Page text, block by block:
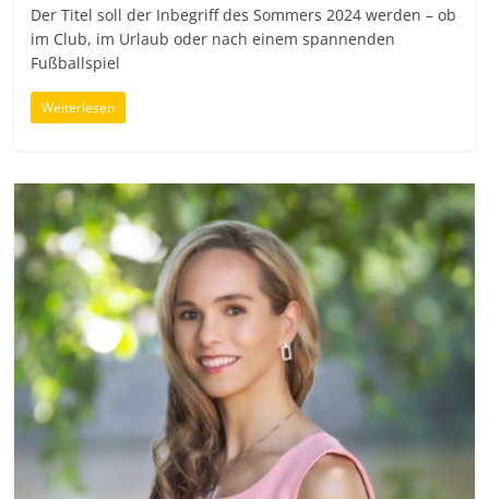
Der Titel soll der Inbegriff des Sommers 2024 werden – ob
im Club, im Urlaub oder nach einem spannenden
Fußballspiel
Weiterlesen